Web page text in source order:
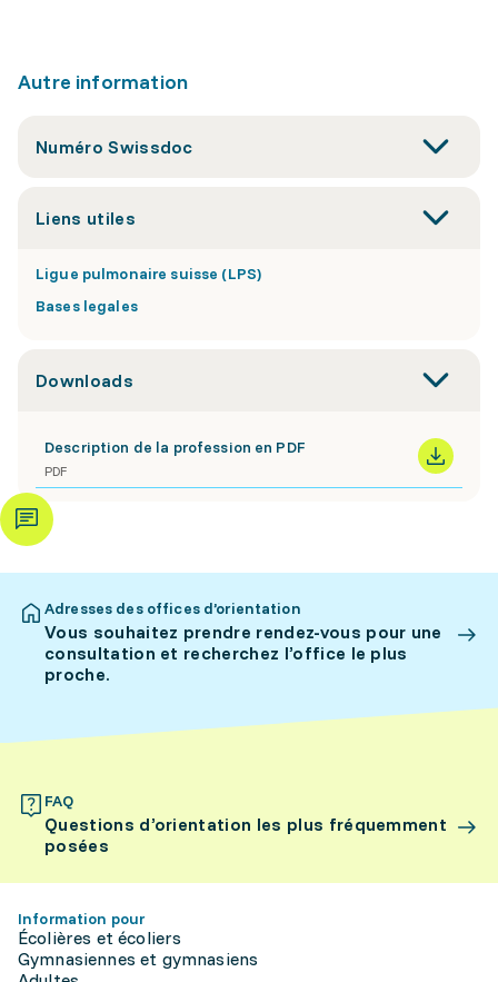
Autre information
Numéro Swissdoc
Liens utiles
Ligue pulmonaire suisse (LPS)
Bases legales
Downloads
Description de la profession en PDF
PDF
Adresses des offices d’orientation
Vous souhaitez prendre rendez-vous pour une
consultation et recherchez l’office le plus
proche.
FAQ
Questions d’orientation les plus fréquemment
posées
Information pour
Écolières et écoliers
Gymnasiennes et gymnasiens